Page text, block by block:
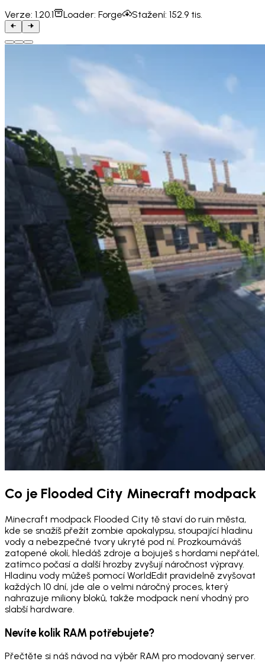
Verze: 1.20.1 Loader: Forge Stažení: 152.9 tis.
Co je Flooded City Minecraft modpack
Minecraft modpack Flooded City tě staví do ruin města,
kde se snažíš přežít zombie apokalypsu, stoupající hladinu
vody a nebezpečné tvory ukryté pod ní. Prozkoumáváš
zatopené okolí, hledáš zdroje a bojuješ s hordami nepřátel,
zatímco počasí a další hrozby zvyšují náročnost výpravy.
Hladinu vody můžeš pomocí WorldEdit pravidelně zvyšovat
každých 10 dní, jde ale o velmi náročný proces, který
nahrazuje miliony bloků, takže modpack není vhodný pro
slabší hardware.
Nevíte kolik RAM potřebujete?
Přečtěte si náš návod na výběr RAM pro modovaný server.